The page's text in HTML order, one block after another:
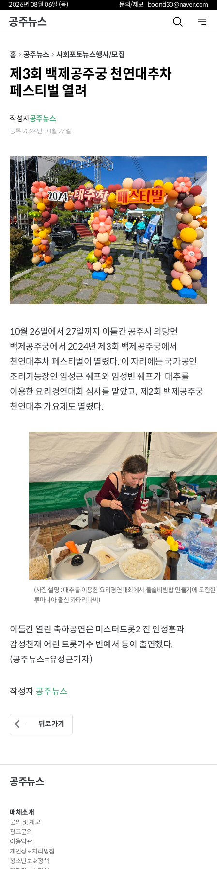
2026년 08월 06일 (목) 문의/제보 boond30@naver.com
공주뉴스
홈 공주뉴스 사회포토뉴스행사/모집
제3회 백제공주궁 천연대추차
페스티벌 열려
작성자공주뉴스
등록 2024년 10월 27일
10월 26일에서 27일까지 이틀간 공주시 의당면
백제공주궁에서 2024년 제3회 백제공주궁에서
천연대추차 페스티벌이 열렸다. 이 자리에는 국가공인
조리기능장인 임성근 쉐프와 임성빈 쉐프가 대추를
이용한 요리경연대회 심사를 맡았고, 제2회 백제공주궁
천연대추 가요제도 열렸다.
(사진 설명 : 대추를 이용한 요리경연대회에서 돌솥비빔밥 만들기에 도전한
루마니아 출신 카타리나씨)
이틀간 열린 축하공연은 미스터트롯2 진 안성훈과
감성천재 어린 트롯가수 빈예서 등이 출연했다.
(공주뉴스=유성근기자)
작성자 공주뉴스
뒤로가기
공주뉴스
매체소개
문의 및 제보
광고문의
이용약관
개인정보처리방침
청소년보호정책